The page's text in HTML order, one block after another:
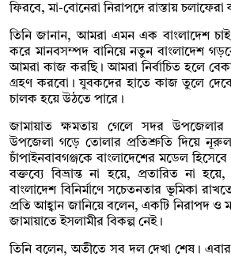
ফিরবে, মা-বোনেরা নিরাপদে রাস্তায় চলাফেরা
তিনি জানান, আমরা এমন এক বাংলাদেশ
করে মানবসম্পদ বানিয়ে নতুন বাংলাদেশ
আমরা কাজ করছি। আমরা নির্বাচিত হলে
গ্রহণ করবো। যুবকদের হাতে কাজ তুলে
চালক হয়ে উঠতে পারে।
জামায়াত ক্ষমতায় গেলে সদর উপজেলার
উপজেলা গড়ে তোলার প্রতিশ্রুতি দিয়ে
চাঁপাইনবাবগঞ্জকে বাংলাদেশের মডেল
বক্তব্যে বিভ্রান্ত না হয়ে, প্রতারিত না
বাংলাদেশ বিনির্মাণে সচেতনতার ভূমিকা
প্রতি আহ্বান জানিয়ে বলেন, একটি নিরাপদ ও
জামায়াতে ইসলামীর বিকল্প নেই।
তিনি বলেন, অতীতে সব দল দেখা শেষ। এবার